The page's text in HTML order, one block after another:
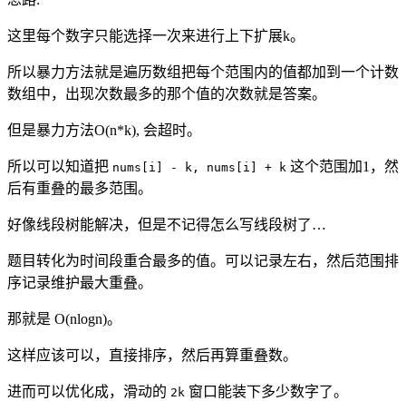
这里每个数字只能选择一次来进行上下扩展k。
所以暴力方法就是遍历数组把每个范围内的值都加到一个计数
数组中，出现次数最多的那个值的次数就是答案。
但是暴力方法O(n*k), 会超时。
所以可以知道把 nums[i] - k, nums[i] + k 这个范围加1，然
后有重叠的最多范围。
好像线段树能解决，但是不记得怎么写线段树了…
题目转化为时间段重合最多的值。可以记录左右，然后范围排
序记录维护最大重叠。
那就是 O(nlogn)。
这样应该可以，直接排序，然后再算重叠数。
进而可以优化成，滑动的 2k 窗口能装下多少数字了。